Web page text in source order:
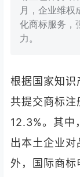
月，企业维权
化商标服务，
力。
根据国家知
共提交商标注
12.3%。其中
出本土企业
外，国际商